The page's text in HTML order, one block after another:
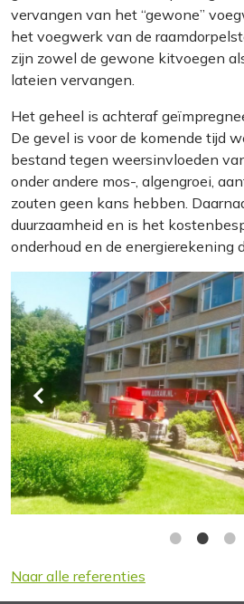
vervangen van het “gewone”
het voegwerk van de
zijn zowel de gewone kitvoegen
lateien vervangen.
Het geheel is achteraf
De gevel is voor de komende tijd
bestand tegen weersinvloeden
onder andere mos-, algengroei,
zouten geen kans hebben.
duurzaamheid en is het
onderhoud en de energierekening
Naar alle referenties